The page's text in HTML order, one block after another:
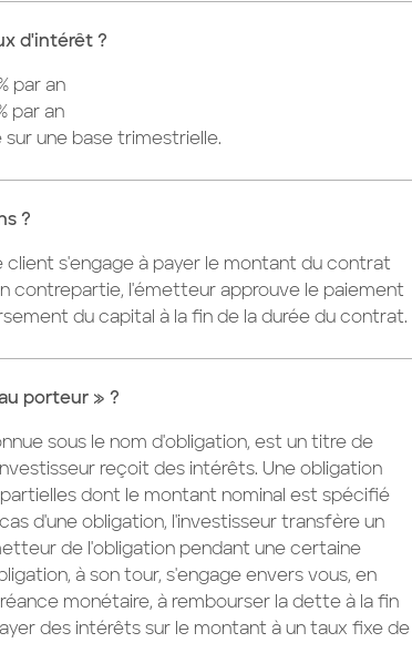
d'intérêt ?
par an
par an
une base trimestrielle.
?
client s'engage à payer le montant du contrat
contrepartie, l'émetteur approuve le paiement
du capital à la fin de la durée du contrat.
porteur » ?
sous le nom d'obligation, est un titre de
reçoit des intérêts. Une obligation
dont le montant nominal est spécifié
d'une obligation, l'investisseur transfère un
de l'obligation pendant une certaine
à son tour, s'engage envers vous, en
monétaire, à rembourser la dette à la fin
des intérêts sur le montant à un taux fixe de